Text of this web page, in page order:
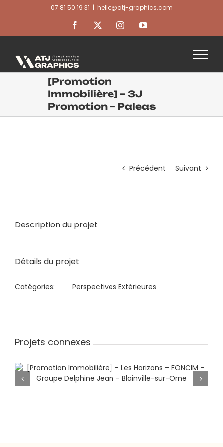
07 81 50 19 31 | hello@atj-graphics.com
Facebook InstagramYouTube
[Promotion
Immobilière] – 3J
Promotion – Paleas
Précédent Suivant
Larger
Description du projet
Détails du projet
Catégories: Perspectives Extérieures
Projets connexes
[Promotion Immobilière] – Les
Horizons – FONCIM – Groupe